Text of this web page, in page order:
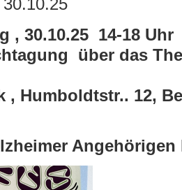
, 30.10.25 14-18 Uhr
über das
, Humboldtstr.. 12,